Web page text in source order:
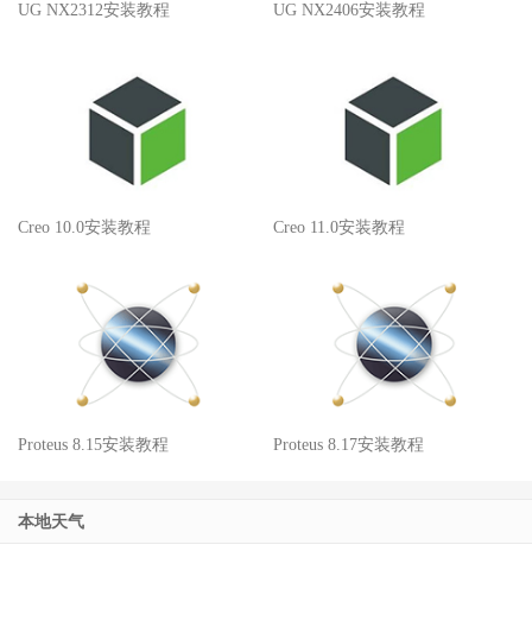
UG NX2312安装教程 UG NX2406安装教程
Creo 10.0安装教程 Creo 11.0安装教程
Proteus 8.15安装教程 Proteus 8.17安装教程
本地天气